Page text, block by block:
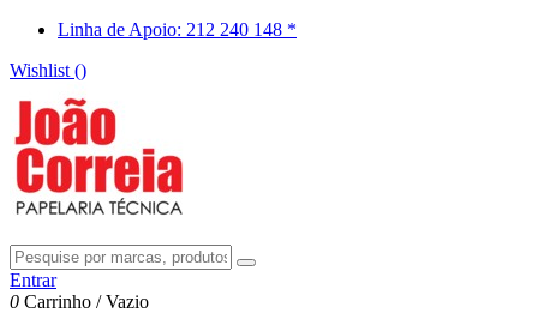
Linha de Apoio: 212 240 148 *
Wishlist ()
Entrar
0 Carrinho /Vazio